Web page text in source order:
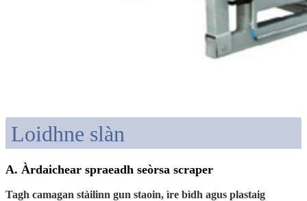
Loidhne slàn
A. Àrdaichear spraeadh seòrsa scraper
Tagh camagan stàilinn gun staoin, ìre bìdh agus plastaig